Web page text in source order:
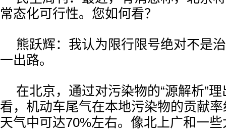
常态化可行性。您如何看？
熊跃辉：我认为限行限号绝对不是
一出路。
在北京，通过对污染物的“源解析”理
看，机动车尾气在本地污染物的贡献
天气中可达70%左右。像北上广和一